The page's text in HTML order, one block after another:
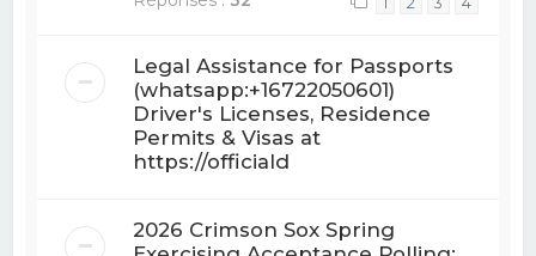
Legal Assistance for Passports
(whatsapp:+16722050601)
Driver's Licenses, Residence
Permits & Visas at
https://officiald
2026 Crimson Sox Spring